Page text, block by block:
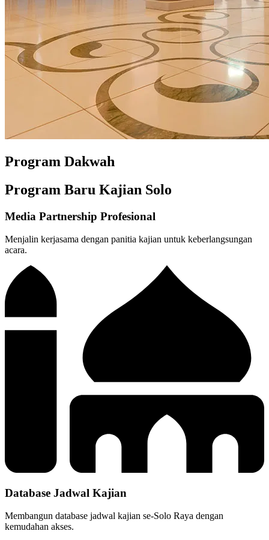
Program Dakwah
Program Baru Kajian Solo
Media Partnership Profesional
Menjalin kerjasama dengan panitia kajian untuk keberlangsungan
acara.
Database Jadwal Kajian
Membangun database jadwal kajian se-Solo Raya dengan
kemudahan akses.